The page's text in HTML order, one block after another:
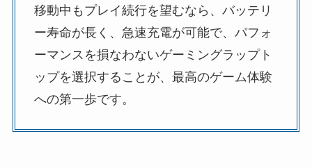
移動中もプレイ続行を望むなら、バッテリ
ー寿命が長く、急速充電が可能で、パフォ
ーマンスを損なわないゲーミングラップト
ップを選択することが、最高のゲーム体験
への第一歩です。